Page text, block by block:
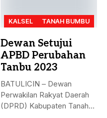
KALSEL TANAH BUMBU
Dewan Setujui
APBD Perubahan
Tanbu 2023
BATULICIN – Dewan
Perwakilan Rakyat Daerah
(DPRD) Kabupaten Tanah